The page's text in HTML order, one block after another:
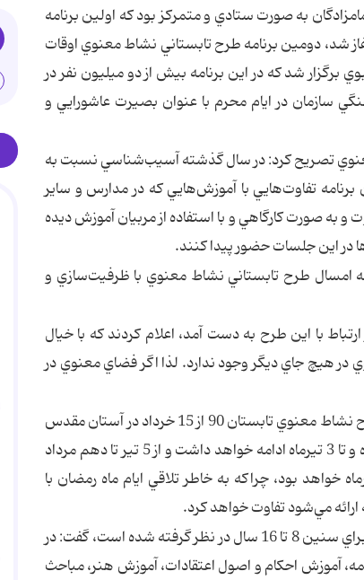
به صورت ستادي و متمركز بود كه اولين برنامه
آغاز شد، دومين برنامه طرح تابستاني نشاط معنوي اوقات
برگزار شد كه در اين برنامه بيش از دو ميليون نفر در
سازمان در ايام محرم با عنوان بصيرت عاشورايي و
تصريح كرد: در سال گذشته آسيب‌شناسي نسبت به
برنامه تفاوت‌هايي با آموزش‌هايي كه در مدارس و ساير
به صورت كارگاهي و با استفاده از مربيان آموزش ديده
در اين جلسات حضور پيدا كنند.
امسال طرح تابستاني نشاط معنوي با ظرفيت‌سازي و
با اين طرح به دست آمد، اعلام كردند كه با خيال
هيچ جاي ديگر وجود ندارد. لذا اگر فضاي معنوي در
وي با بيان اينكه اين طرح در دو مرحله برگزار مي‌شود، افزود: ثبت نام در طرح نشاط معنوي تابستان 90 از 15 خرداد در آستان مقدس
امامزادگان، بقاع متبركه و ادارات اوقاف استان‌ها و شهرستان‌ها شروع شده و تا 3 تيرماه ادامه خواهد داشت و از 5 تير تا دهم مرداد
برگزار مي‌شود و مرحله دوم از 10 مرداد تا 5 شهريورماه خواهد بود، چراكه به خاطر تلاقي ايام ماه رمضان با
مي‌شود تفاوت خواهد كرد.
وي همچنين با بيان اينكه برنامه‌هاي آموزشي طرح تابستان نشاط معنوي براي سنين 8 تا 16 سال در نظر گرفته شده است، گفت: در
آموزش احكام و اصول اعتقادات، آموزش هنر، ‌مباحث